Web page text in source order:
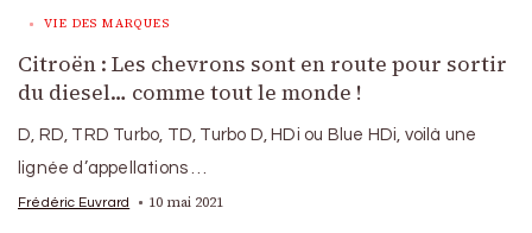
VIE DES MARQUES
Citroën : Les chevrons sont en route pour sortir
du diesel… comme tout le monde !
D, RD, TRD Turbo, TD, Turbo D, HDi ou Blue HDi, voilà une
lignée d’appellations …
Frédéric Euvrard 10 mai 2021